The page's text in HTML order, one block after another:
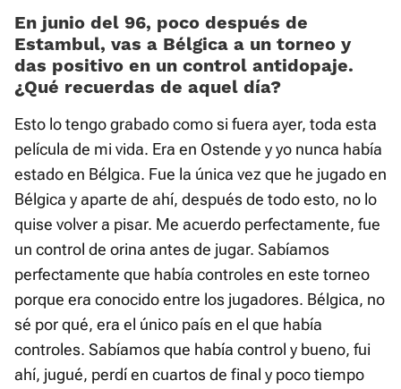
En junio del 96, poco después de
Estambul, vas a Bélgica a un torneo y
das positivo en un control antidopaje.
¿Qué recuerdas de aquel día?
Esto lo tengo grabado como si fuera ayer, toda esta
película de mi vida. Era en Ostende y yo nunca había
estado en Bélgica. Fue la única vez que he jugado en
Bélgica y aparte de ahí, después de todo esto, no lo
quise volver a pisar. Me acuerdo perfectamente, fue
un control de orina antes de jugar. Sabíamos
perfectamente que había controles en este torneo
porque era conocido entre los jugadores. Bélgica, no
sé por qué, era el único país en el que había
controles. Sabíamos que había control y bueno, fui
ahí, jugué, perdí en cuartos de final y poco tiempo